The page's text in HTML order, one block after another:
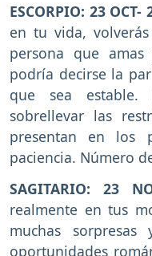
ESCORPIO: 23 OCT-
en tu vida,
persona que
podría decirse la
que sea estable.
sobrellevar las
presentan en los
paciencia. Número
SAGITARIO: 23
realmente en tus
muchas
oportunidades